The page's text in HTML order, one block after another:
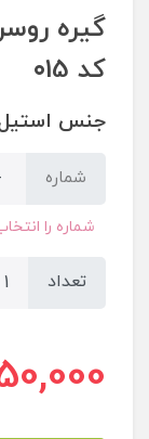
گیره
کد ۰15
جنس استیل
شماره
شماره را
تعداد